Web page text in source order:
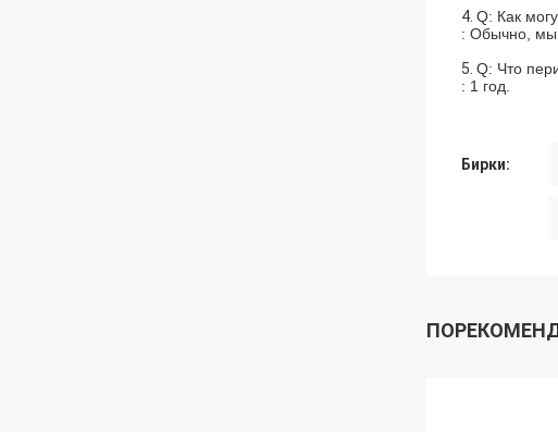
4. Q: Как
: Обычно, мы
5. Q: Что
: 1 год.
Бирки: